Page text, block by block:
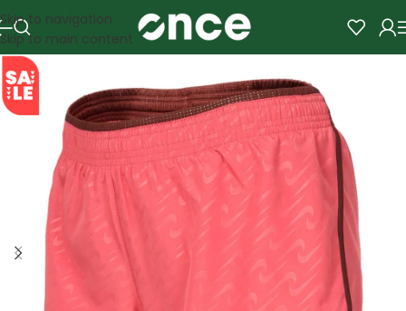
Skip to navigation
Skip to main content
SALE